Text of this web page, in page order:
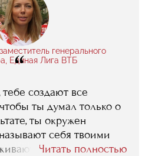
генерального
Единая Лига ВТБ
“
создают все
ты думал только о
ты окружен
себя твоими
тебя. Но в один
Читать полностью